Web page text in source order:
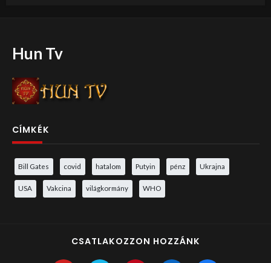
Hun Tv
CÍMKÉK
Bill Gates covid hatalom Putyin pénz Ukrajna
USA Vakcina világkormány WHO
CSATLAKOZZON HOZZÁNK